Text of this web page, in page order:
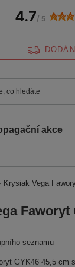
akce
Krysiak Vega
Faworyt
seznamu
GYK46 45,5 cm
4.7/ 5